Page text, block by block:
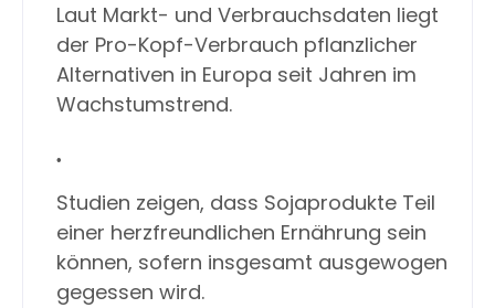
Laut Markt- und Verbrauchsdaten liegt
der Pro-Kopf-Verbrauch pflanzlicher
Alternativen in Europa seit Jahren im
Wachstumstrend.
Studien zeigen, dass Sojaprodukte Teil
einer herzfreundlichen Ernährung sein
können, sofern insgesamt ausgewogen
gegessen wird.